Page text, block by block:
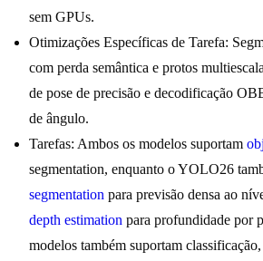
sem GPUs.
Otimizações Específicas de Tarefa:
com perda semântica e protos
de pose de precisão e decodificação
de ângulo.
Tarefas: Ambos os modelos suportam
segmentation, enquanto o YOLO26
segmentation para previsão densa ao
depth estimation para profundidade por
modelos também suportam